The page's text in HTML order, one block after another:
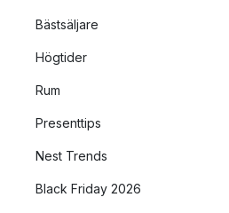
Bästsäljare
Högtider
Rum
Presenttips
Nest Trends
Black Friday 2026